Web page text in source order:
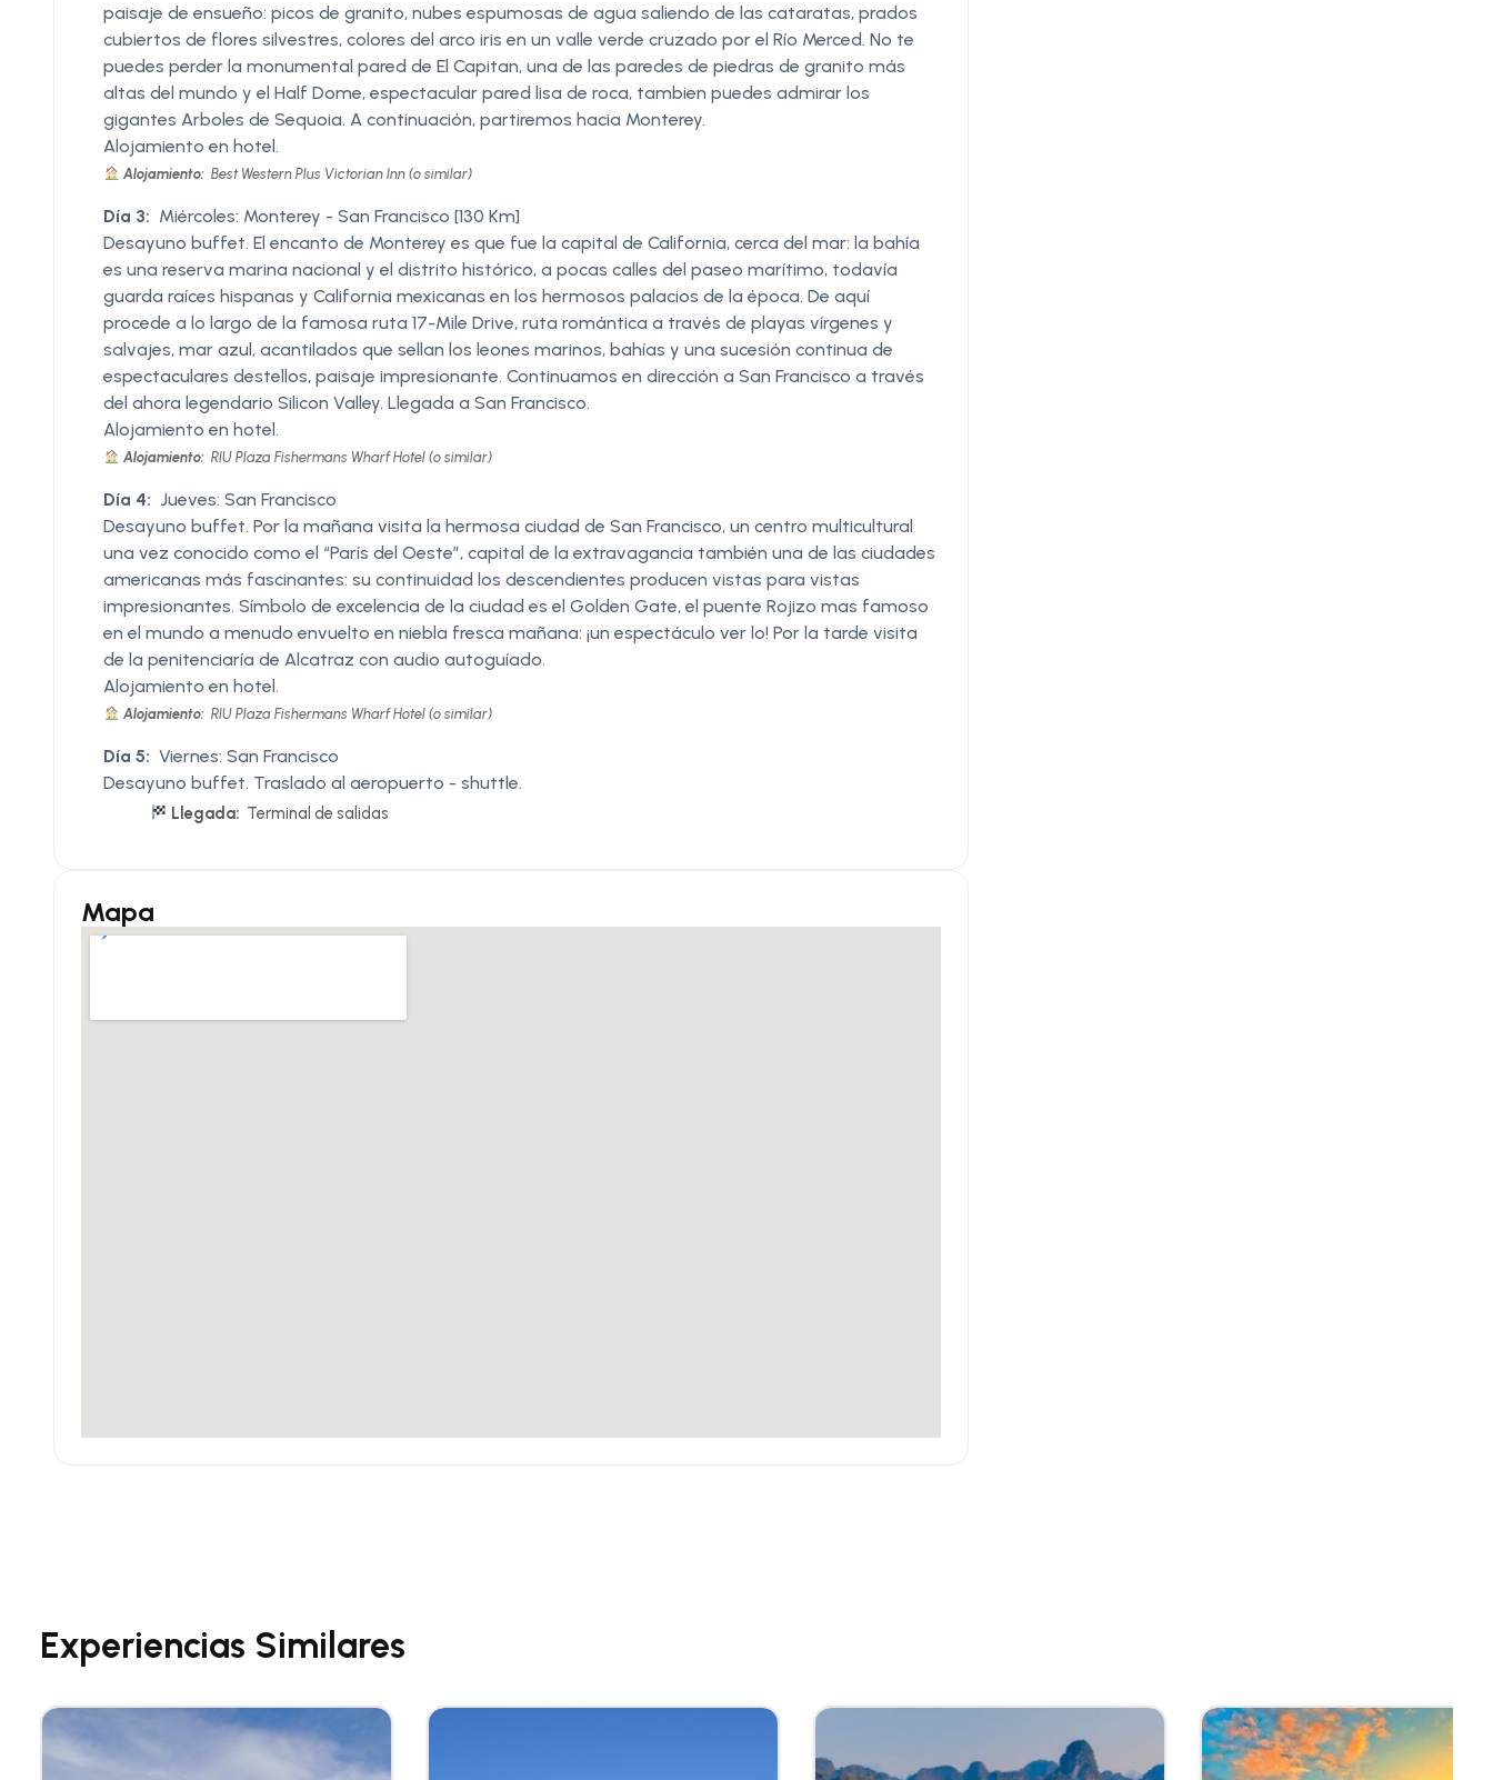
paisaje de ensueño: picos de granito, nubes espumosas de agua saliendo de las cataratas, prados
cubiertos de flores silvestres, colores del arco iris en un valle verde cruzado por el Río Merced. No te
puedes perder la monumental pared de El Capitan, una de las paredes de piedras de granito más
altas del mundo y el Half Dome, espectacular pared lisa de roca, tambien puedes admirar los
gigantes Arboles de Sequoia. A continuación, partiremos hacia Monterey.
Alojamiento en hotel.
Alojamiento: Best Western Plus Victorian Inn (o similar)
Día 3: Miércoles: Monterey - San Francisco [130 Km]
Desayuno buffet. El encanto de Monterey es que fue la capital de California, cerca del mar: la bahía
es una reserva marina nacional y el distrito histórico, a pocas calles del paseo marítimo, todavía
guarda raíces hispanas y California mexicanas en los hermosos palacios de la época. De aquí
procede a lo largo de la famosa ruta 17-Mile Drive, ruta romántica a través de playas vírgenes y
salvajes, mar azul, acantilados que sellan los leones marinos, bahías y una sucesión continua de
espectaculares destellos, paisaje impresionante. Continuamos en dirección a San Francisco a través
del ahora legendario Silicon Valley. Llegada a San Francisco.
Alojamiento en hotel.
Alojamiento: RIU Plaza Fishermans Wharf Hotel (o similar)
Día 4: Jueves: San Francisco
Desayuno buffet. Por la mañana visita la hermosa ciudad de San Francisco, un centro multicultural
una vez conocido como el “París del Oeste”, capital de la extravagancia también una de las ciudades
americanas más fascinantes: su continuidad los descendientes producen vistas para vistas
impresionantes. Símbolo de excelencia de la ciudad es el Golden Gate, el puente Rojizo mas famoso
en el mundo a menudo envuelto en niebla fresca mañana: ¡un espectáculo ver lo! Por la tarde visita
de la penitenciaría de Alcatraz con audio autoguíado.
Alojamiento en hotel.
Alojamiento: RIU Plaza Fishermans Wharf Hotel (o similar)
Día 5: Viernes: San Francisco
Desayuno buffet. Traslado al aeropuerto - shuttle.
Llegada: Terminal de salidas
Mapa
Experiencias Similares